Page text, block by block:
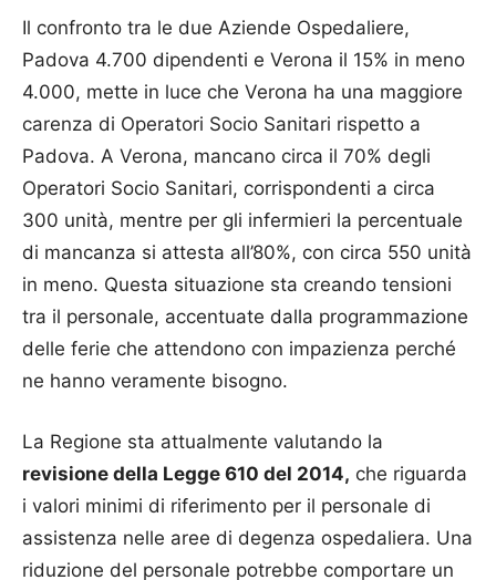
Il confronto tra le due Aziende Ospedaliere,
Padova 4.700 dipendenti e Verona il 15% in meno
4.000, mette in luce che Verona ha una maggiore
carenza di Operatori Socio Sanitari rispetto a
Padova. A Verona, mancano circa il 70% degli
Operatori Socio Sanitari, corrispondenti a circa
300 unità, mentre per gli infermieri la percentuale
di mancanza si attesta all’80%, con circa 550 unità
in meno. Questa situazione sta creando tensioni
tra il personale, accentuate dalla programmazione
delle ferie che attendono con impazienza perché
ne hanno veramente bisogno.
La Regione sta attualmente valutando la
revisione della Legge 610 del 2014, che riguarda
i valori minimi di riferimento per il personale di
assistenza nelle aree di degenza ospedaliera. Una
riduzione del personale potrebbe comportare un